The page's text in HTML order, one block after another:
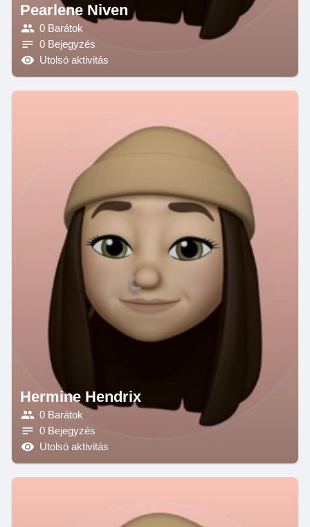
Pearlene Niven
0 Barátok
0 Bejegyzés
Utolsó aktivitás
Hermine Hendrix
0 Barátok
0 Bejegyzés
Utolsó aktivitás